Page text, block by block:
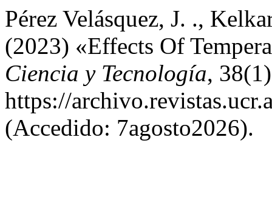
Pérez Velásquez, J. .,
(2023) «Effects Of
Ciencia y Tecnología,
https://
(Accedido: 7agosto2026).